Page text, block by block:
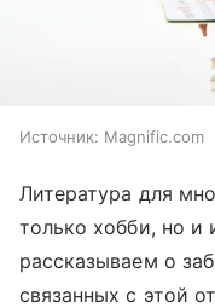
Источник: Magnific.com
Литература для
только хобби, но и
рассказываем о
связанных с этой